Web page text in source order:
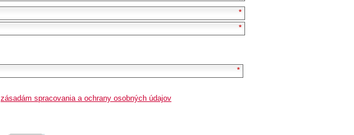
zásadám spracovania a ochrany osobných údajov